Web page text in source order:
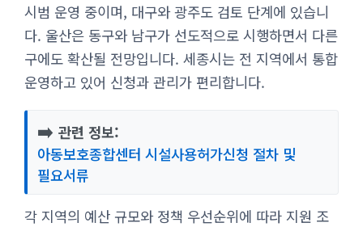
시범 운영 중이며, 대구와 광주도 검토 단계에 있습니
다. 울산은 동구와 남구가 선도적으로 시행하면서 다른
구에도 확산될 전망입니다. 세종시는 전 지역에서 통합
운영하고 있어 신청과 관리가 편리합니다.
➡️ 관련 정보:
아동보호종합센터 시설사용허가신청 절차 및
필요서류
각 지역의 예산 규모와 정책 우선순위에 따라 지원 조